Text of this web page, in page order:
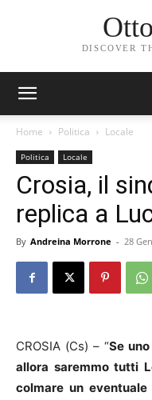
DISCOVER
Home Politica Locale
Politica Locale
Crosia, il
replica a
By Andreina Morrone - 28
CROSIA (Cs) – “Se
allora saremmo tutti
colmare un